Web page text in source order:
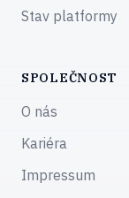
Stav platformy
SPOLEČNOST
O nás
Kariéra
Impressum